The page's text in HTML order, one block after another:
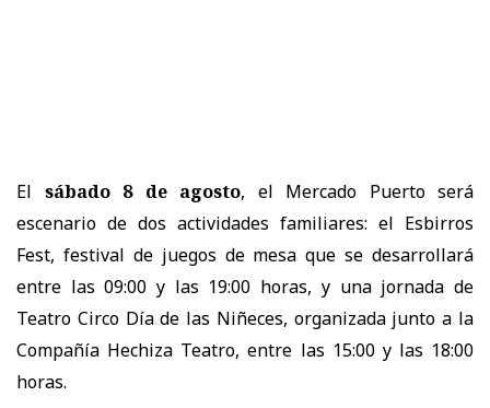
El sábado 8 de agosto, el Mercado Puerto será
escenario de dos actividades familiares: el Esbirros
Fest, festival de juegos de mesa que se desarrollará
entre las 09:00 y las 19:00 horas, y una jornada de
Teatro Circo Día de las Niñeces, organizada junto a la
Compañía Hechiza Teatro, entre las 15:00 y las 18:00
horas.